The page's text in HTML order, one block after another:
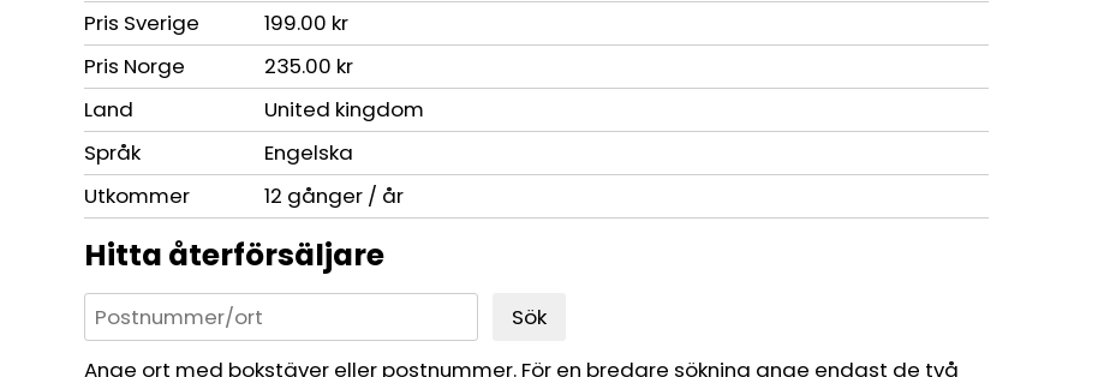
Pris Sverige
199.00 kr
Pris Norge
235.00 kr
Land
United kingdom
Språk
Engelska
Utkommer
12 gånger / år
Hitta återförsäljare
Sök
Ange ort med bokstäver eller postnummer. För en bredare sökning ange endast de två